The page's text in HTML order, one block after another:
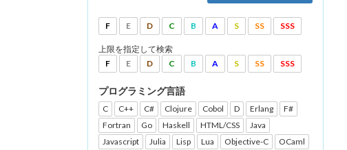
F E D C B A S SS SSS
上限を指定して検索
F
E D C B A S SS SSS
プログラミング言語
C C++ C# Clojure Cobol D Erlang
F#
Fortran
Go Haskell HTML/CSS
Java
Javascript
Julia Lisp Lua Objective-C
OCaml